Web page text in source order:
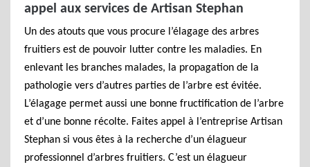
appel aux services de Artisan Stephan
Un des atouts que vous procure l’élagage des arbres
fruitiers est de pouvoir lutter contre les maladies. En
enlevant les branches malades, la propagation de la
pathologie vers d’autres parties de l’arbre est évitée.
L’élagage permet aussi une bonne fructification de l’arbre
et d’une bonne récolte. Faites appel à l’entreprise Artisan
Stephan si vous êtes à la recherche d’un élagueur
professionnel d’arbres fruitiers. C’est un élagueur